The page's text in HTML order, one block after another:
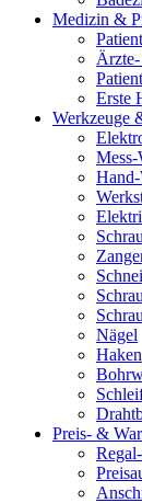
Medizin &
Erste
Werkzeuge
Mess-
Nägel
Haken
Preis- &